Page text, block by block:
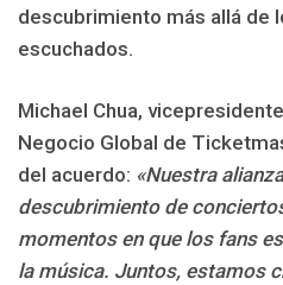
descubrimiento más allá de
escuchados.
Michael Chua,
Negocio Global de
del acuerdo: «Nuestra
descubrimiento de
momentos en que los fans
la música. Juntos, estamos